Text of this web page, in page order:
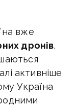
вже
дронів,
активніше
Україна